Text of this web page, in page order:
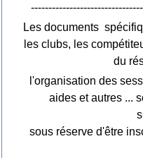
Les documents
les clubs, les
du
l'organisation des
aides et autres ...
sous réserve d'être